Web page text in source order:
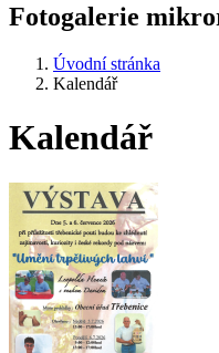
Fotogalerie
Úvodní stránka
Kalendář
Kalendář